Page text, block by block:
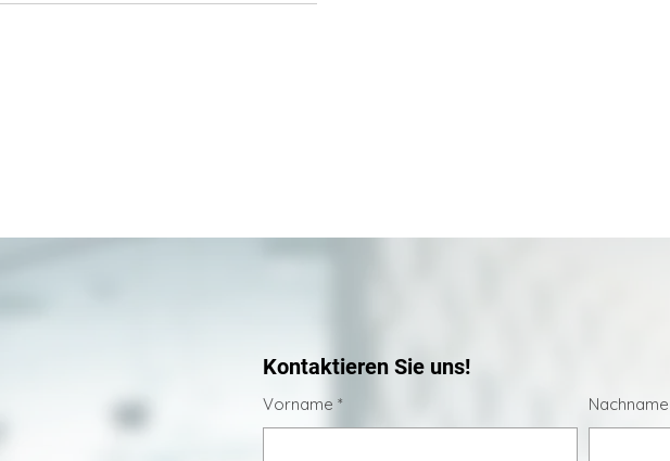
Kontaktieren Sie uns!
Vorname * Nachname